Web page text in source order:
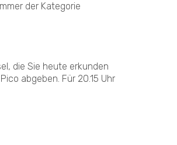
der Kategorie
die Sie heute erkunden
abgeben. Für 20.15 Uhr